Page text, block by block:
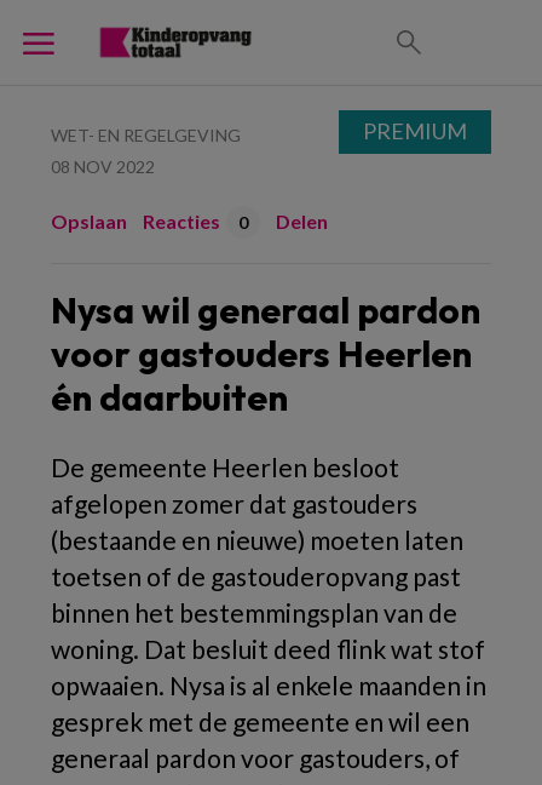
WET- EN REGELGEVING
08 NOV 2022
Opslaan Reacties 0 Delen
Nysa wil generaal pardon
voor gastouders Heerlen
én daarbuiten
De gemeente Heerlen besloot
afgelopen zomer dat gastouders
(bestaande en nieuwe) moeten laten
toetsen of de gastouderopvang past
binnen het bestemmingsplan van de
woning. Dat besluit deed flink wat stof
opwaaien. Nysa is al enkele maanden in
gesprek met de gemeente en wil een
generaal pardon voor gastouders, of
PREMIUM